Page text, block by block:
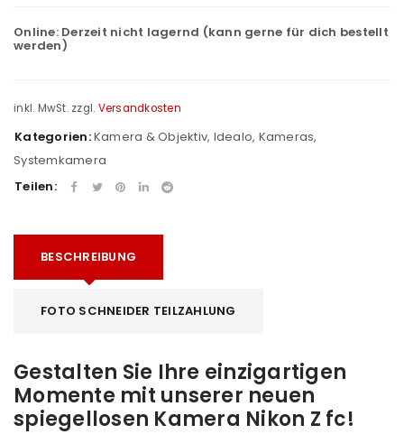
Online: Derzeit nicht lagernd (kann gerne für dich bestellt
werden)
inkl. MwSt. zzgl. Versandkosten
Kategorien:Kamera & Objektiv, Idealo, Kameras,
Systemkamera
Teilen:
BESCHREIBUNG
FOTO SCHNEIDER TEILZAHLUNG
Gestalten Sie Ihre einzigartigen
Momente mit unserer neuen
spiegellosen Kamera Nikon Z fc!